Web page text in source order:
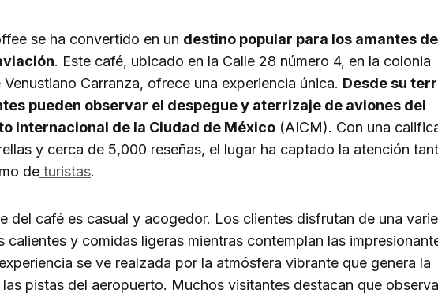
se ha convertido en un destino popular para los amantes
. Este café, ubicado en la Calle 28 número 4, en la colonia
Venustiano Carranza, ofrece una experiencia única. Desde su
pueden observar el despegue y aterrizaje de aviones del
Internacional de la Ciudad de México (AICM). Con una
y cerca de 5,000 reseñas, el lugar ha captado la atención
de turistas.
del café es casual y acogedor. Los clientes disfrutan de una
calientes y comidas ligeras mientras contemplan las
se ve realzada por la atmósfera vibrante que genera la
las pistas del aeropuerto. Muchos visitantes destacan que